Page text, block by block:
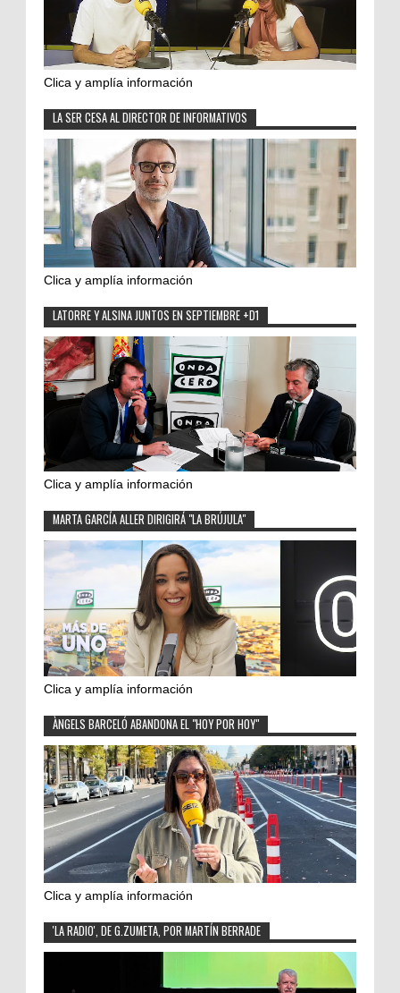
Clica y amplía información
LA SER CESA AL DIRECTOR DE INFORMATIVOS
Clica y amplía información
LATORRE Y ALSINA JUNTOS EN SEPTIEMBRE +D1
Clica y amplía información
MARTA GARCÍA ALLER DIRIGIRÁ "LA BRÚJULA"
Clica y amplía información
ÀNGELS BARCELÓ ABANDONA EL "HOY POR HOY"
Clica y amplía información
'LA RADIO', DE G.ZUMETA, POR MARTÍN BERRADE